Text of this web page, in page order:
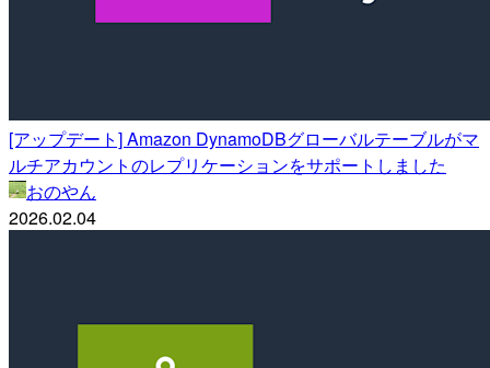
[アップデート] Amazon DynamoDBグローバルテーブルがマ
ルチアカウントのレプリケーションをサポートしました
おのやん
2026.02.04